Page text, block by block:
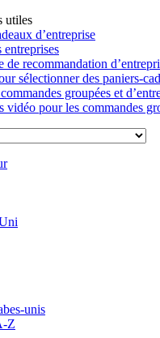
utiles
d’entreprise
de recommandation
sélectionner des paniers-
groupées et
vidéo pour les commandes
unis
Z